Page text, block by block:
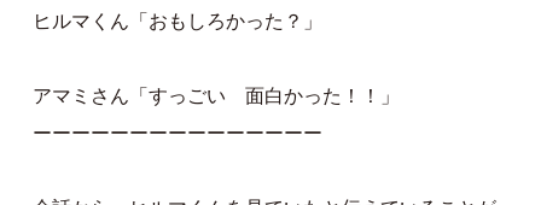
ヒルマくん「おもしろかった？」
アマミさん「すっごい 面白かった！！」
ーーーーーーーーーーーーーーー